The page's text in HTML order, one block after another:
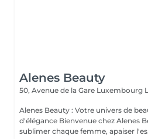
Alenes Beauty
50, Avenue de la Gare Luxembourg
Alenes Beauty : Votre univers de
d'élégance Bienvenue chez Alenes Beauty, un lieu pensé pour
sublimer chaque femme, apaiser